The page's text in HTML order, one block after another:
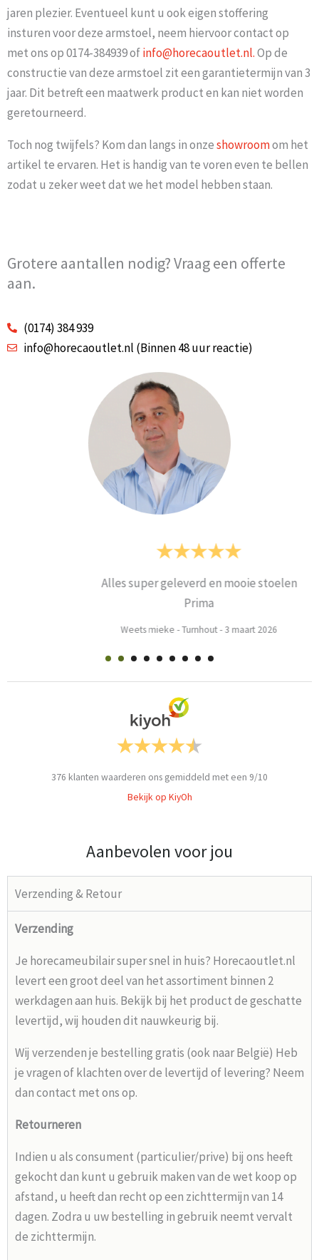
jaren plezier. Eventueel kunt u ook eigen stoffering
insturen voor deze armstoel, neem hiervoor contact op
met ons op 0174-384939 ofinfo@horecaoutlet.nl.Op de
constructie van deze armstoel zit een garantietermijn van 3
jaar. Dit betreft een maatwerk product en kan niet worden
geretourneerd.
Toch nog twijfels? Kom dan langs in onzeshowroomom het
artikel te ervaren. Het is handig van te voren even te bellen
zodat u zeker weet dat we het model hebben staan.
Grotere aantallen nodig? Vraag een offerte
aan.
(0174) 384 939
info@horecaoutlet.nl (Binnen 48 uur reactie)
Alles super geleverd en mooie stoelen
Weets mieke-Turnhout-3 maart 2026
376 klanten waarderen ons gemiddeld met een 9/10
Bekijk op KiyOh
Aanbevolen voor jou
Verzending & Retour
Verzending
Je horecameubilair super snel in huis? Horecaoutlet.nl
levert een groot deel van het assortiment binnen 2
werkdagen aan huis. Bekijk bij het product de geschatte
levertijd, wij houden dit nauwkeurig bij.
Wij verzenden je bestelling gratis (ook naar België) Heb
je vragen of klachten over de levertijd of levering? Neem
dan contact met ons op.
Retourneren
Indien u als consument (particulier/prive) bij ons heeft
gekocht dan kunt u gebruik maken van de wet koop op
afstand, u heeft dan recht op een zichttermijn van 14
dagen. Zodra u uw bestelling in gebruik neemt vervalt
de zichttermijn.